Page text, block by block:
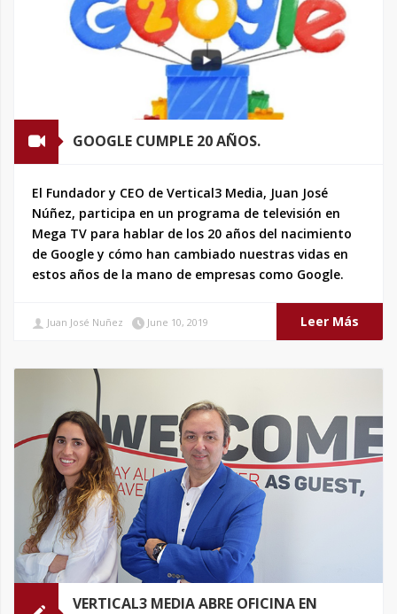
GOOGLE CUMPLE 20 AÑOS.
El Fundador y CEO de Vertical3 Media, Juan José
Núñez, participa en un programa de televisión en
Mega TV para hablar de los 20 años del nacimiento
de Google y cómo han cambiado nuestras vidas en
estos años de la mano de empresas como Google.
Juan José Nuñez June 10, 2019 Leer Más
VERTICAL3 MEDIA ABRE OFICINA EN